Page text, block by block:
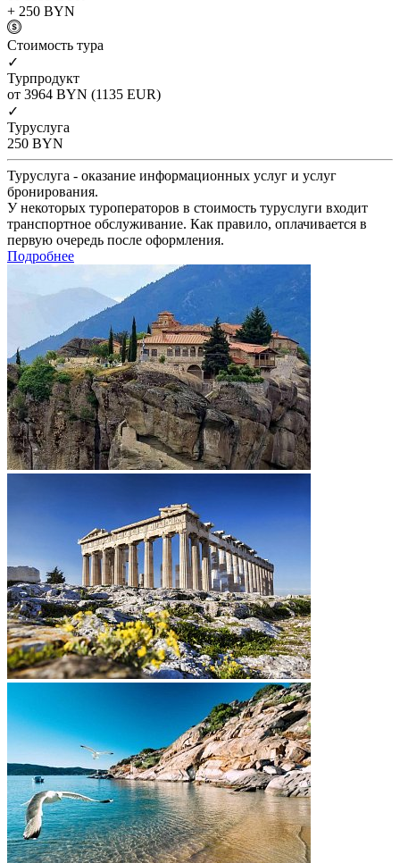
+ 250 BYN
Cтоимость тура
✓
Турпродукт
от 3964 BYN (1135 EUR)
✓
Туруслуга
250 BYN
Туруслуга - оказание информационных услуг и услуг
бронирования.
У некоторых туроператоров в стоимость туруслуги входит
транспортное обслуживание. Как правило, оплачивается в
первую очередь после оформления.
Подробнее